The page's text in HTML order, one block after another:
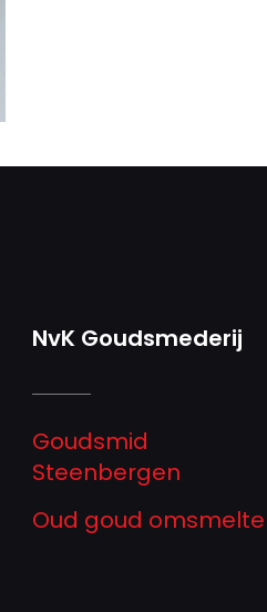
NvK Goudsmederij
Goudsmid
Steenbergen
Oud goud